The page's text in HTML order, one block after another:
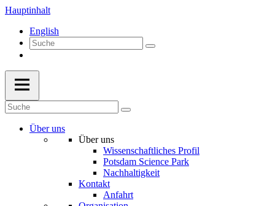
Hauptinhalt
English
Über uns
Über uns
Wissenschaftliches Profil
Potsdam Science Park
Nachhaltigkeit
Kontakt
Anfahrt